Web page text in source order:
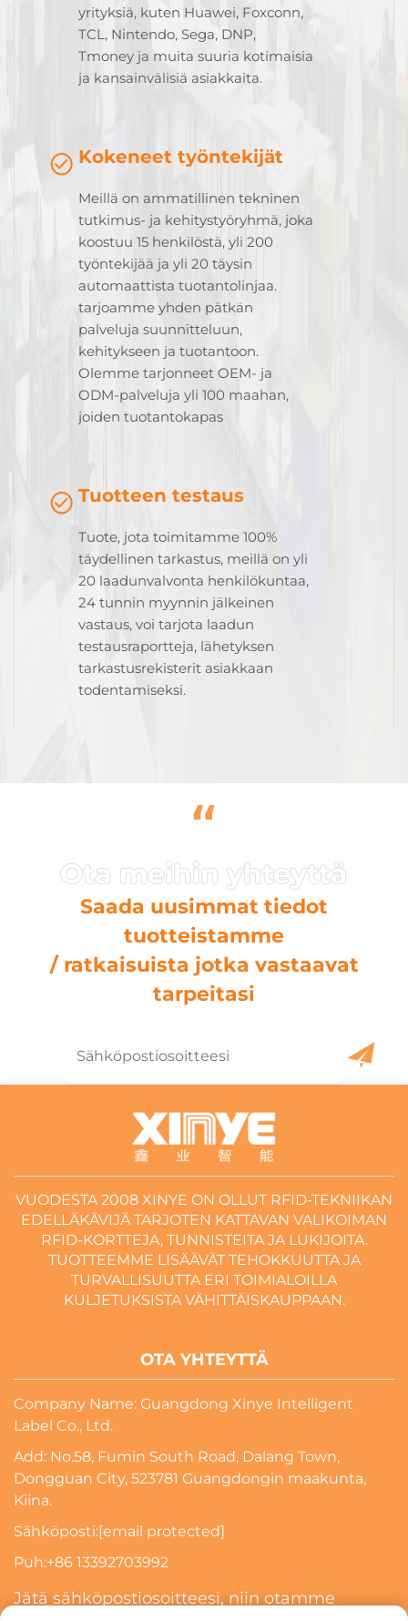
yrityksiä, kuten Huawei, Foxconn,
TCL, Nintendo, Sega, DNP,
Tmoney ja muita suuria kotimaisia
ja kansainvälisiä asiakkaita.
Kokeneet työntekijät
Meillä on ammatillinen tekninen
tutkimus- ja kehitystyöryhmä, joka
koostuu 15 henkilöstä, yli 200
työntekijää ja yli 20 täysin
automaattista tuotantolinjaa.
tarjoamme yhden pätkän
palveluja suunnitteluun,
kehitykseen ja tuotantoon.
Olemme tarjonneet OEM- ja
ODM-palveluja yli 100 maahan,
joiden tuotantokapas
Tuotteen testaus
Tuote, jota toimitamme 100%
täydellinen tarkastus, meillä on yli
20 laadunvalvonta henkilökuntaa,
24 tunnin myynnin jälkeinen
vastaus, voi tarjota laadun
testausraportteja, lähetyksen
tarkastusrekisterit asiakkaan
todentamiseksi.
“
Saada uusimmat tiedot
tuotteistamme
/ ratkaisuista jotka vastaavat
tarpeitasi
VUODESTA 2008 XINYE ON OLLUT RFID-TEKNIIKAN
EDELLÄKÄVIJÄ TARJOTEN KATTAVAN VALIKOIMAN
RFID-KORTTEJA, TUNNISTEITA JA LUKIJOITA.
TUOTTEEMME LISÄÄVÄT TEHOKKUUTTA JA
TURVALLISUUTTA ERI TOIMIALOILLA
KULJETUKSISTA VÄHITTÄISKAUPPAAN.
OTA YHTEYTTÄ
Company Name: Guangdong Xinye Intelligent
Label Co., Ltd.
Add: No.58, Fumin South Road, Dalang Town,
Dongguan City, 523781 Guangdongin maakunta,
Kiina.
Sähköposti:[email protected]
Puh:+86 13392703992
Jätä sähköpostiosoitteesi, niin otamme